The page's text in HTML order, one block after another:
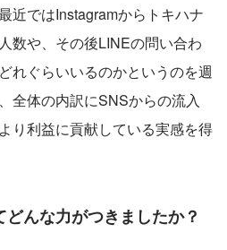
近ではInstagramからトキハナ
数や、その後LINEの問い合わ
れぐらいいるのかというのを週
全体の内訳にSNSからの流入
り利益に貢献している実感を得
んな力がつきましたか？